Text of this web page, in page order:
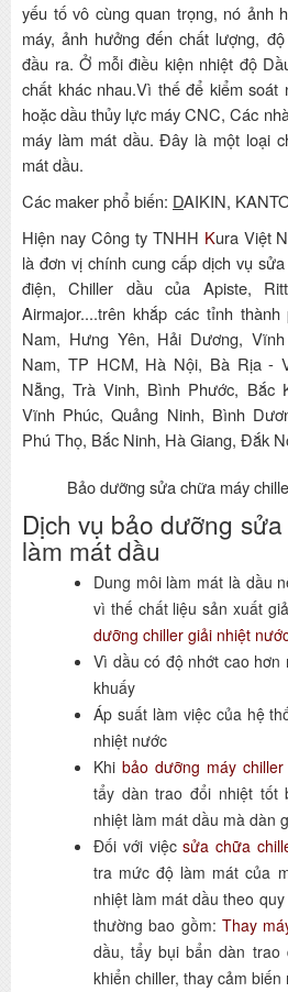
yếu tố vô cùng quan trọng, nó ảnh
máy, ảnh hưởng đến chất lượng,
đầu ra. Ở mỗi điều kiện nhiệt độ
chất khác nhau.Vì thế để kiểm
hoặc dầu thủy lực máy CNC, Các
máy làm mát dầu. Đây là một loại
mát dầu.
Các maker phổ biến: DAIKIN,
Hiện nay Công ty TNHH Kura Việt
là đơn vị chính cung cấp dịch vụ
điện, Chiller dầu của Apiste,
Airmajor....trên khắp các tỉnh
Nam, Hưng Yên, Hải Dương,
Nam, TP HCM, Hà Nội, Bà Rịa -
Nẵng, Trà Vinh, Bình Phước, Bắc
Vĩnh Phúc, Quảng Ninh, Bình
Phú Thọ, Bắc Ninh, Hà Giang, Đắk
Bảo dưỡng sửa chữa máy
Dịch vụ bảo dưỡng
làm mát dầu
Dung môi làm mát là dầu
vì thế chất liệu sản xuất
dưỡng chiller giải nhiệt
Vì dầu có độ nhớt cao
khuấy
Áp suất làm việc của hệ
nhiệt nước
Khi bảo dưỡng máy chiller
tẩy dàn trao đổi nhiệt tốt
nhiệt làm mát dầu mà dàn
Đối với việcsửa chữa
tra mức độ làm mát của
nhiệt làm mát dầu theo quy
thường bao gồm: Thay
dầu, tẩy bụi bẩn dàn trao
khiển chiller, thay cảm biến